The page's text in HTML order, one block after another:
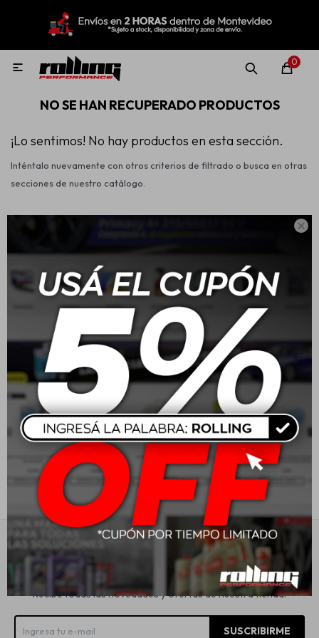

0

NO SE HAN RECUPERADO PRODUCTOS
¡Lo sentimos! No hay productos en esta sección.
Inténtalo nuevamente con otros criterios de filtrado o busca en otras
secciones de nuestro catálogo.
Suscríbete a nuestra newsletter
Recibe todas las novedades y ofertas de nuestra tienda.
SUSCRIBIRME
MI CUENTA
Nuevo! Rolling Repuestos
Llantas
Lubricantes
Aerosoles
Estética automotriz
Accesorios
Baterías
Repuestos
Servicios